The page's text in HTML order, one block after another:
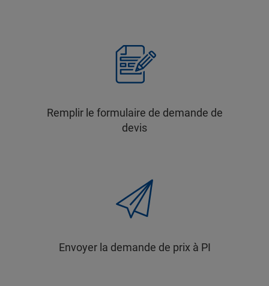
Remplir le formulaire de demande de
devis
Envoyer la demande de prix à PI